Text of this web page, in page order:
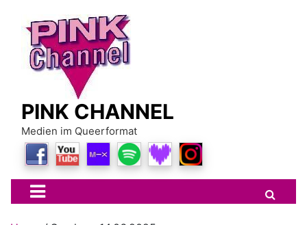
content
PINK CHANNEL
Medien im Queerformat